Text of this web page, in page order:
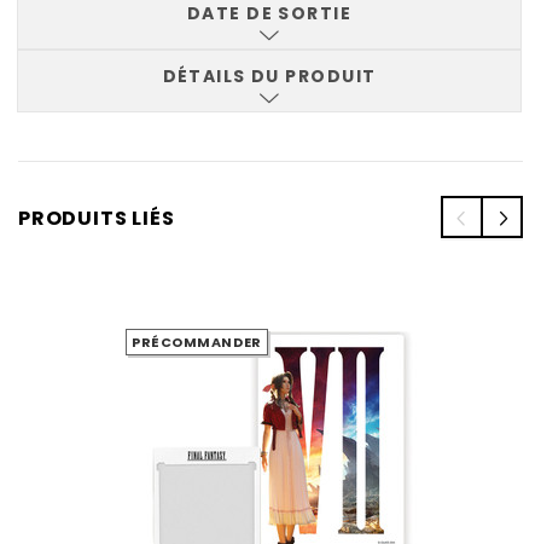
DATE DE SORTIE
DÉTAILS DU PRODUIT
PRODUITS LIÉS
PRÉCOMMANDER